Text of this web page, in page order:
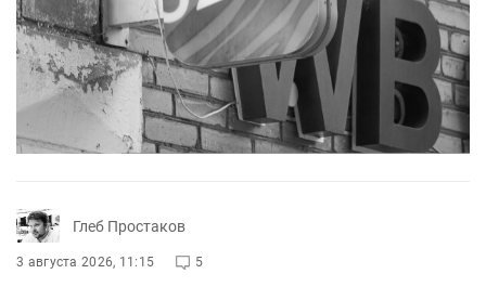
Глеб Простаков
3 августа 2026, 11:15 5